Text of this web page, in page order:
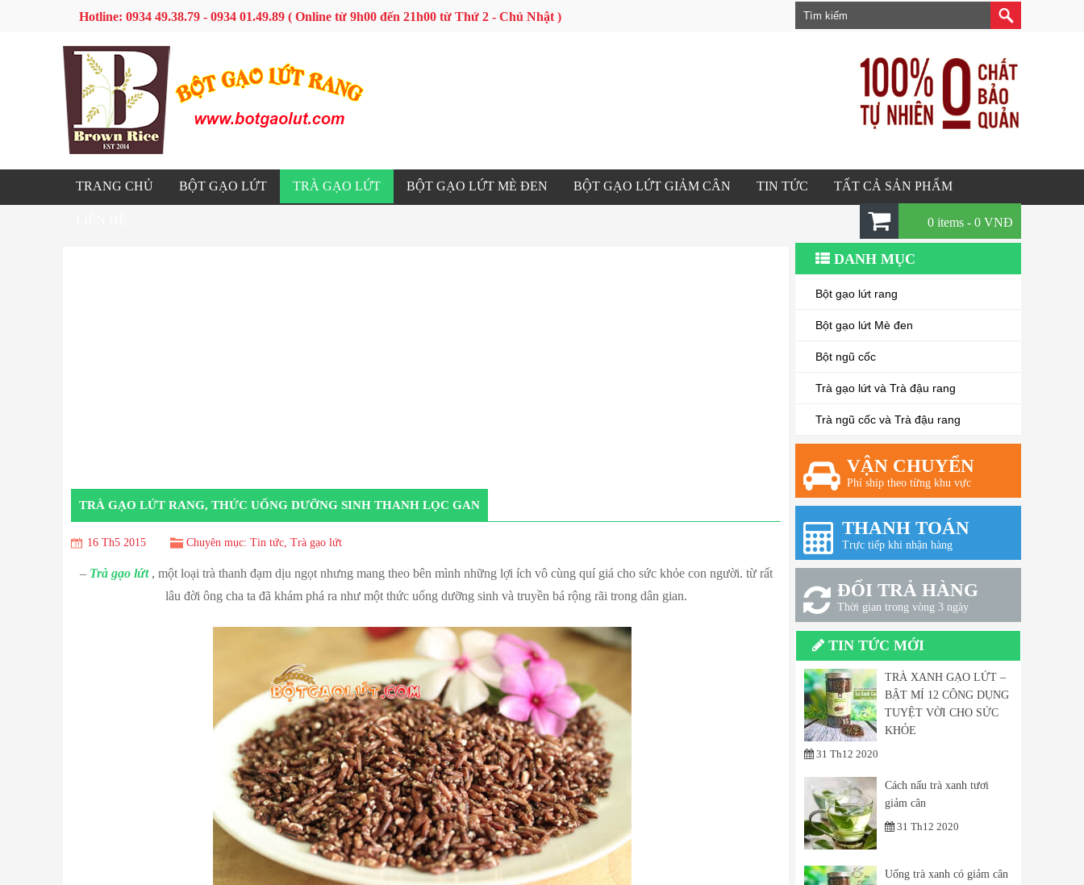
Hotline: 0934 49.38.79 - 0934 01.49.89 ( Online từ 9h00 đến 21h00 từ Thứ 2 - Chủ Nhật )
TRANG CHỦ BỘT GẠO LỨT TRÀ GẠO LỨT BỘT GẠO LỨT MÈ ĐEN BỘT GẠO LỨT GIẢM CÂN TIN TỨC TẤT CẢ SẢN PHẨM
0 items - 0 VNĐ
DANH MỤC
Bột gạo lứt rang
Bột gạo lứt Mè đen
Bột ngũ cốc
Trà gạo lứt và Trà đậu rang
Trà ngũ cốc và Trà đậu rang
VẬN CHUYỂN
Phí ship theo từng khu vực
THANH TOÁN
Trực tiếp khi nhận hàng
ĐỔI TRẢ HÀNG
Thời gian trong vòng 3 ngày
TIN TỨC MỚI
TRÀ XANH GẠO LỨT –
BẬT MÍ 12 CÔNG DỤNG
TUYỆT VỜI CHO SỨC
KHỎE
31 Th12 2020
Cách nấu trà xanh tươi
giảm cân
31 Th12 2020
Uống trà xanh có giảm cân
TRÀ GẠO LỨT RANG, THỨC UỐNG DƯỠNG SINH THANH LỌC GAN
16 Th5 2015 Chuyên mục: Tin tức, Trà gạo lứt
– Trà gạo lứt , một loại trà thanh đạm dịu ngọt nhưng mang theo bên mình những lợi ích vô cùng quí giá cho sức khỏe con người. từ rất
lâu đời ông cha ta đã khám phá ra như một thức uống dưỡng sinh và truyền bá rộng rãi trong dân gian.